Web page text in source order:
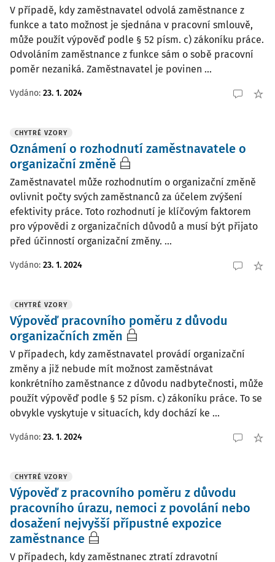
V případě, kdy zaměstnavatel odvolá zaměstnance z
funkce a tato možnost je sjednána v pracovní smlouvě,
může použít výpověď podle § 52 písm. c) zákoníku práce.
Odvoláním zaměstnance z funkce sám o sobě pracovní
poměr nezaniká. Zaměstnavatel je povinen ...
Vydáno: 23. 1. 2024
CHYTRÉ VZORY
Oznámení o rozhodnutí zaměstnavatele o
organizační změně
Zaměstnavatel může rozhodnutím o organizační změně
ovlivnit počty svých zaměstnanců za účelem zvýšení
efektivity práce. Toto rozhodnutí je klíčovým faktorem
pro výpovědi z organizačních důvodů a musí být přijato
před účinností organizační změny. ...
Vydáno: 23. 1. 2024
CHYTRÉ VZORY
Výpověď pracovního poměru z důvodu
organizačních změn
V případech, kdy zaměstnavatel provádí organizační
změny a již nebude mít možnost zaměstnávat
konkrétního zaměstnance z důvodu nadbytečnosti, může
použít výpověď podle § 52 písm. c) zákoníku práce. To se
obvykle vyskytuje v situacích, kdy dochází ke ...
Vydáno: 23. 1. 2024
CHYTRÉ VZORY
Výpověď z pracovního poměru z důvodu
pracovního úrazu, nemoci z povolání nebo
dosažení nejvyšší přípustné expozice
zaměstnance
V případech, kdy zaměstnanec ztratí zdravotní